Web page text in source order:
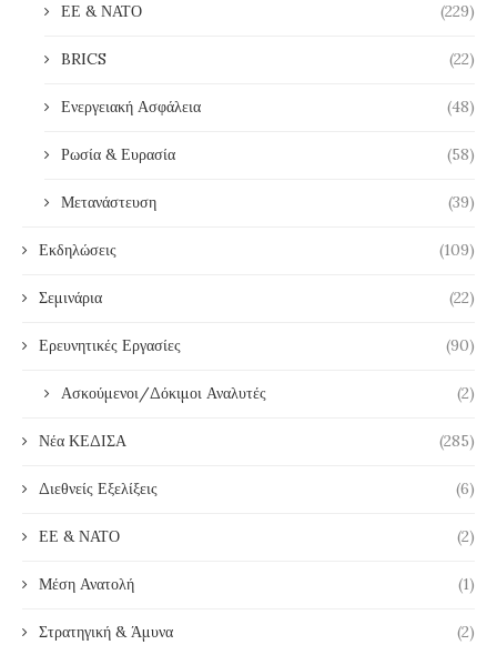
ΕΕ & ΝΑΤΟ (229)
BRICS (22)
Ενεργειακή Ασφάλεια (48)
Ρωσία & Ευρασία (58)
Μετανάστευση (39)
Εκδηλώσεις (109)
Σεμινάρια (22)
Ερευνητικές Εργασίες (90)
Ασκούμενοι/Δόκιμοι Αναλυτές (2)
Νέα ΚΕΔΙΣΑ (285)
Διεθνείς Εξελίξεις (6)
ΕΕ & ΝΑΤΟ (2)
Μέση Ανατολή (1)
Στρατηγική & Άμυνα (2)